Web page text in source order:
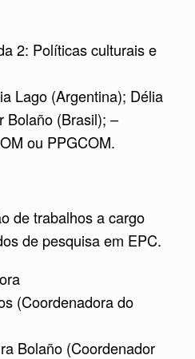
2: Políticas culturais e
Lago (Argentina); Délia
Bolaño (Brasil); –
ou PPGCOM.
de trabalhos a cargo
de pesquisa em EPC.
(Coordenadora do
Bolaño (Coordenador